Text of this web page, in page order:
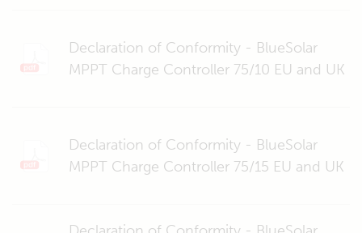
Declaration of Conformity - BlueSolar
MPPT Charge Controller 75/10 EU and UK
Declaration of Conformity - BlueSolar
MPPT Charge Controller 75/15 EU and UK